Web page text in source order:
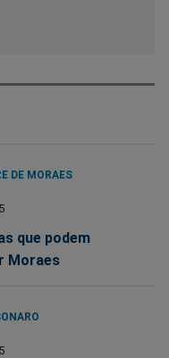
DE MORAES
que podem
Moraes